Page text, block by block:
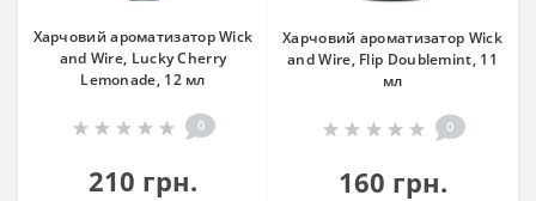
Харчовий ароматизатор Wick
and Wire, Lucky Cherry
Lemonade, 12 мл
0
210 грн.
Харчовий ароматизатор Wick
and Wire, Flip Doublemint, 11
мл
0
160 грн.